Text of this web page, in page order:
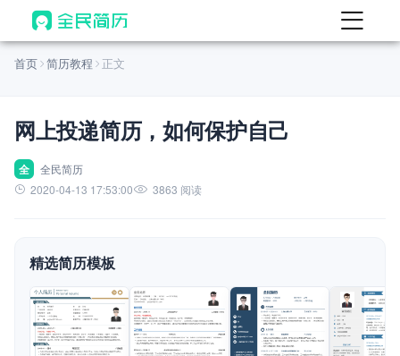
首页
AI 生成简历
AI 优化简历
AI 翻译简历
AI 模拟面试
面试自我介绍
AI 职场工具 New
首页 简历教程 正文
网上投递简历，如何保护自己
全
全民简历
2020-04-13 17:53:00
3863 阅读
精选简历模板